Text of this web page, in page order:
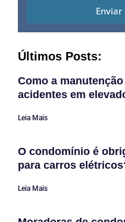
Últimos Posts:
Como a
acidentes em
Leia Mais
O condomínio é
para carros
Leia Mais